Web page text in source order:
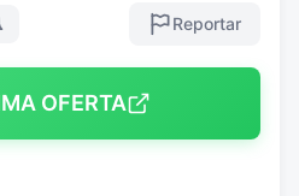
Reportar
OFERTA